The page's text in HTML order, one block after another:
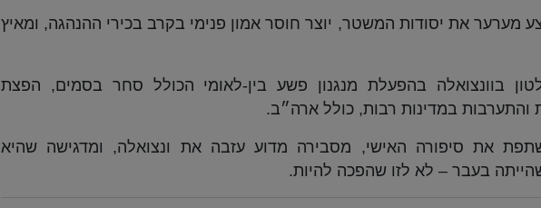
מערער את יסודות המשטר, יוצר חוסר אמון פנימי בקרב בכירי ההנהגה, ומאיץ
בוונצואלה בהפעלת מנגנון פשע בין-לאומי הכולל סחר בסמים, הפצת
והתערבות במדינות רבות, כולל ארה״ב.
את סיפורה האישי, מסבירה מדוע עזבה את ונצואלה, ומדגישה שהיא
בעבר – לא לזו שהפכה להיות.